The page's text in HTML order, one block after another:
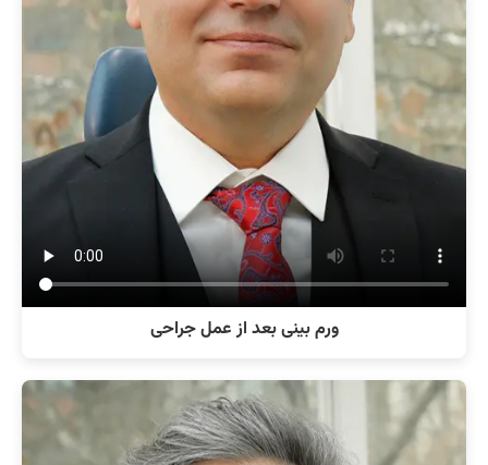
ورم بینی بعد از عمل جراحی